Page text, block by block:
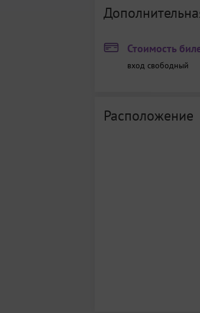
Стоимость
вход свободный
Расположение